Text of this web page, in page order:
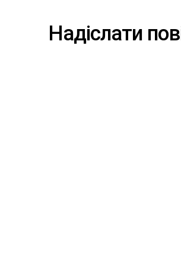
Надіслати